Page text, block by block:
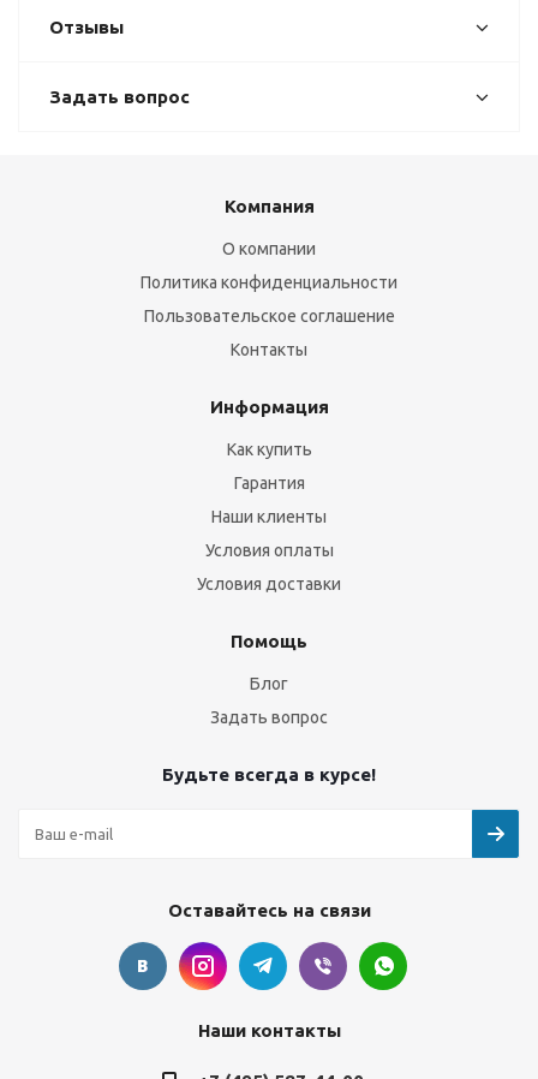
Отзывы
Задать вопрос
Компания
О компании
Политика конфиденциальности
Пользовательское соглашение
Контакты
Информация
Как купить
Гарантия
Наши клиенты
Условия оплаты
Условия доставки
Помощь
Блог
Задать вопрос
Будьте всегда в курсе!
Оставайтесь на связи
Наши контакты